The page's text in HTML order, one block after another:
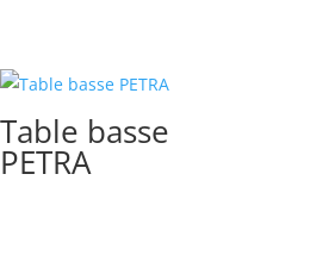
Table basse
PETRA